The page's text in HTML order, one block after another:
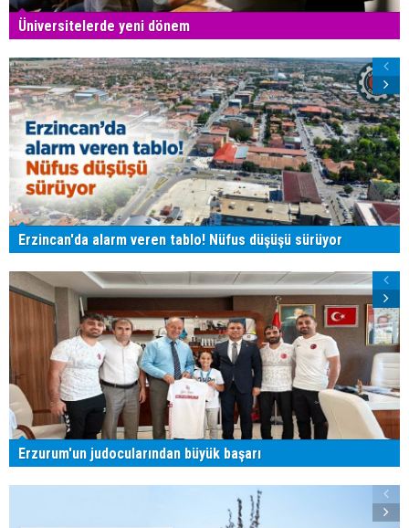
Üniversitelerde yeni dönem
Erzincan'da alarm veren tablo! Nüfus düşüşü sürüyor
Erzurum'un judocularından büyük başarı